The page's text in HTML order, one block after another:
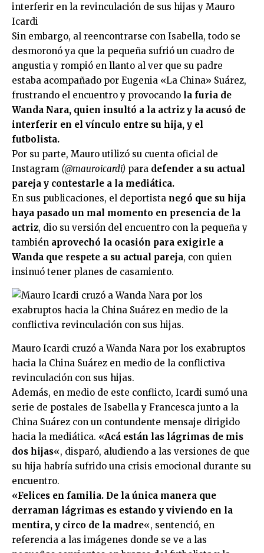
interferir en la revinculación de sus hijas y Mauro
Icardi
Sin embargo, al reencontrarse con Isabella, todo se
desmoronó ya que la pequeña sufrió un cuadro de
angustia y rompió en llanto al ver que su padre
estaba acompañado por Eugenia «La China» Suárez,
frustrando el encuentro y provocando la furia de
Wanda Nara, quien insultó a la actriz y la acusó de
interferir en el vínculo entre su hija, y el
futbolista.
Por su parte, Mauro utilizó su cuenta oficial de
Instagram (@mauroicardi) para defender a su actual
pareja y contestarle a la mediática.
En sus publicaciones, el deportista negó que su hija
haya pasado un mal momento en presencia de la
actriz, dio su versión del encuentro con la pequeña y
también aprovechó la ocasión para exigirle a
Wanda que respete a su actual pareja, con quien
insinuó tener planes de casamiento.
Mauro Icardi cruzó a Wanda Nara por los exabruptos
hacia la China Suárez en medio de la conflictiva
revinculación con sus hijas.
Además, en medio de este conflicto, Icardi sumó una
serie de postales de Isabella y Francesca junto a la
China Suárez con un contundente mensaje dirigido
hacia la mediática. «Acá están las lágrimas de mis
dos hijas«, disparó, aludiendo a las versiones de que
su hija habría sufrido una crisis emocional durante su
encuentro.
«Felices en familia. De la única manera que
derraman lágrimas es estando y viviendo en la
mentira, y circo de la madre«, sentenció, en
referencia a las imágenes donde se ve a las